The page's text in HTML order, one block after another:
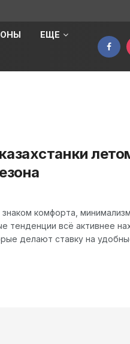
ЕЩЕ
комфорта,
тенденции всё активнее
делают ставку на